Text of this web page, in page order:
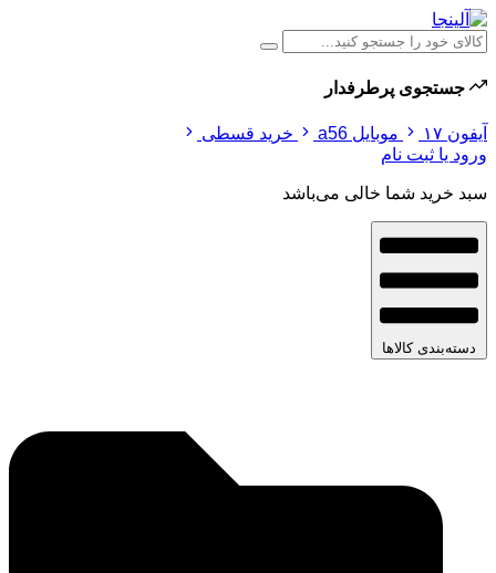
جستجوی پرطرفدار
آیفون ۱۷ موبایل a56
خرید قسطی
ورود یا ثبت نام
سبد خرید شما خالی می‌باشد
دسته‌بندی کالاها